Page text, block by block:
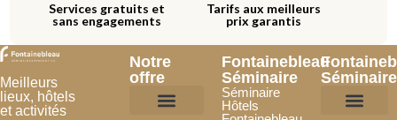
Services gratuits et
sans engagements
Tarifs aux meilleurs
prix garantis
Meilleurs
lieux, hôtels
et activités
Notre
offre
Fontainebleau
Séminaire
Séminaire
Hôtels
Séminaire